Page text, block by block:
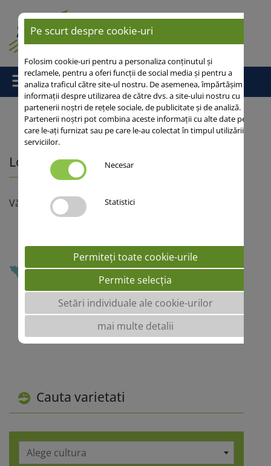
Acasă/Contacte/ Localizarea reprezentantilor
Cauta varietati
Alege cultura
Localizarea reprezentantilor
Vă rugăm selectaţi zona dumneavoastră
Pe scurt despre cookie-uri
Folosim cookie-uri pentru a personaliza conținutul și
reclamele, pentru a oferi funcții de social media și pentru a
analiza traficul către site-ul nostru. De asemenea, împărtășim
informații despre utilizarea de către dvs. a site-ului nostru cu
partenerii noștri de rețele sociale, de publicitate și de analiză.
Partenerii noștri pot combina aceste informații cu alte date pe
care le-ați furnizat sau pe care le-au colectat în timpul utilizării
serviciilor.
Necesar
Statistici
Permiteți toate cookie-urile
Permite selecția
Setări individuale ale cookie-urilor
mai multe detalii